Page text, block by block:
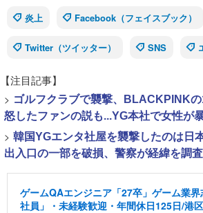
炎上
Facebook（フェイスブック）
Twitter（ツイッター） SNS
【注目記事】
> ゴルフクラブで襲撃、BLACKPINK
怒したファンの説も...YG本社で女性が
> 韓国YGエンタ社屋を襲撃したのは日
出入口の一部を破損、警察が経緯を調
ゲームQAエンジニア「27卒」ゲーム業
社員」・未経験歓迎・年間休日125日/港